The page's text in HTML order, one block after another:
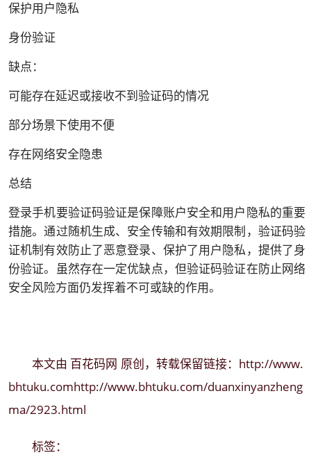
保护用户隐私
身份验证
缺点：
可能存在延迟或接收不到验证码的情况
部分场景下使用不便
存在网络安全隐患
总结
登录手机要验证码验证是保障账户安全和用户隐私的重要
措施。通过随机生成、安全传输和有效期限制，验证码验
证机制有效防止了恶意登录、保护了用户隐私，提供了身
份验证。虽然存在一定优缺点，但验证码验证在防止网络
安全风险方面仍发挥着不可或缺的作用。
本文由 百花码网 原创，转载保留链接： http://www.
bhtuku.comhttp://www.bhtuku.com/duanxinyanzheng
ma/2923.html
标签：